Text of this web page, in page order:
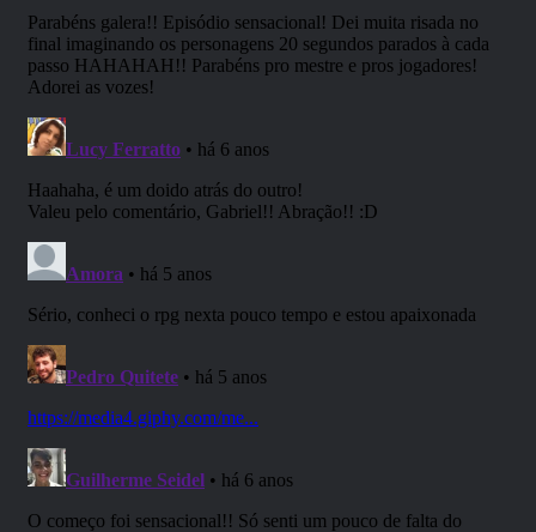
para maiores de 14 anos.
Com a participação de:
Felipe Estanagel
Gustavo Zattoni
Lucy Ferratto
Uma produçãoRPG Next .